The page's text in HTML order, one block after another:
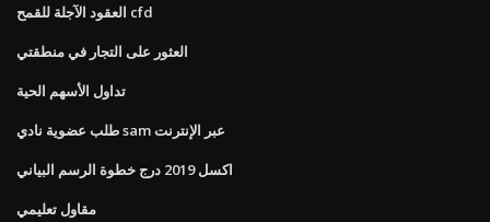
العقود الآجلة للقمح cfd
العثور على التجار في منطقتي
تداول الأسهم الحية
طلب عضوية نادي sam عبر الإنترنت
اكسل 2019 درج خطوة الرسم البياني
مقاول تعليمي